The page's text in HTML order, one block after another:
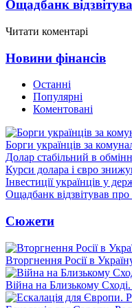
Ощадбанк
Читати коментарі
Новини фінансів
Останні
Популярні
Коментовані
Борги українців за
Долар стабільний в
Курси долара і євро
Інвестиції українців у
Ощадбанк відзвітував
Сюжети
Вторгнення Росії в
Війна на Близькому